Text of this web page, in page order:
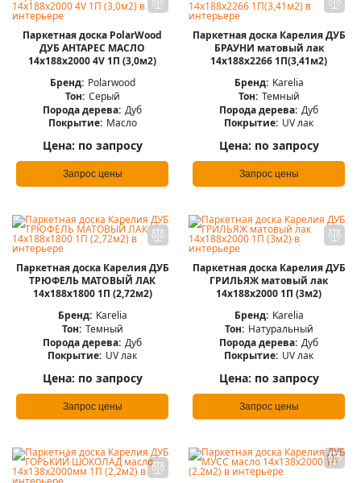
Паркетная доска PolarWood
ДУБ АНТАРЕС МАСЛО
14x188x2000 4V 1П (3,0м2)
Бренд: Polarwood
Тон: Серый
Порода дерева: Дуб
Покрытие: Масло
Цена: по запросу
Запрос цены
Паркетная доска Карелия ДУБ
БРАУНИ матовый лак
14x188x2266 1П(3,41м2)
Бренд: Karelia
Тон: Темный
Порода дерева: Дуб
Покрытие: UV лак
Цена: по запросу
Запрос цены
Паркетная доска Карелия ДУБ
ТРЮФЕЛЬ МАТОВЫЙ ЛАК
14x188x1800 1П (2,72м2)
Бренд: Karelia
Тон: Темный
Порода дерева: Дуб
Покрытие: UV лак
Цена: по запросу
Запрос цены
Паркетная доска Карелия ДУБ
ГРИЛЬЯЖ матовый лак
14x188x2000 1П (3м2)
Бренд: Karelia
Тон: Натуральный
Порода дерева: Дуб
Покрытие: UV лак
Цена: по запросу
Запрос цены